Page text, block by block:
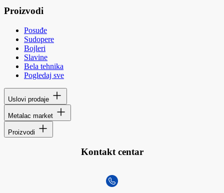
Proizvodi
Posuđe
Sudopere
Bojleri
Slavine
Bela tehnika
Pogledaj sve
Uslovi prodaje
Metalac market
Proizvodi
Kontakt centar